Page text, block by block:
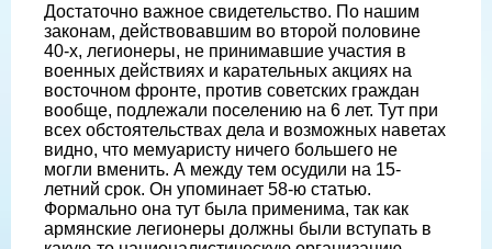
Достаточно важное свидетельство. По нашим
законам, действовавшим во второй половине
40-х, легионеры, не принимавшие участия в
военных действиях и карательных акциях на
восточном фронте, против советских граждан
вообще, подлежали поселению на 6 лет. Тут при
всех обстоятельствах дела и возможных наветах
видно, что мемуаристу ничего большего не
могли вменить. А между тем осудили на 15-
летний срок. Он упоминает 58-ю статью.
Формально она тут была применима, так как
армянские легионеры должны были вступать в